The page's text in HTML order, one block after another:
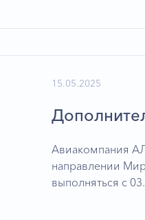
15.05.2025
Авиакомпания
направлении
выполняться с